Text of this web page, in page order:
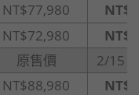
NT$77,980
NT$72,980
原售價
2/15
NT$88,980